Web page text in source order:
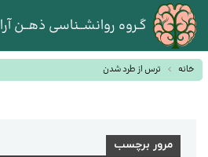
گـروه روانشــناسی ذهــن آرا
خانه ترس از طرد شدن
مرور برچسب